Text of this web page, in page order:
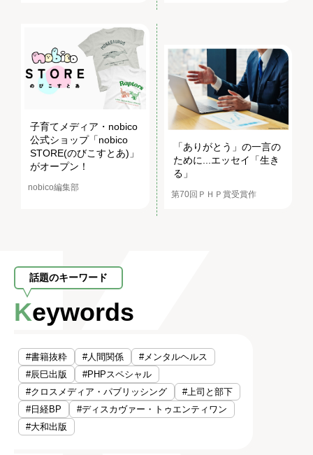
子育てメディア・nobico
公式ショップ「nobico
STORE(のびこすとあ)」
がオープン！
nobico編集部
「ありがとう」の一言の
ために...エッセイ「生き
る」
第70回ＰＨＰ賞受賞作
話題のキーワード
Keywords
#書籍抜粋 #人間関係
#メンタルヘルス
#辰巳出版
#PHPスペシャル
#クロスメディア・パブリッシング
#上司と部下
#日経BP
#ディスカヴァー・トゥエンティワン
#大和出版